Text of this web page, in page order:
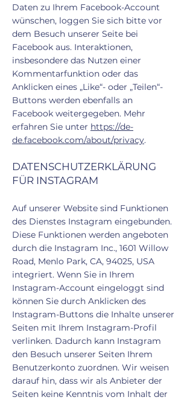
Daten zu Ihrem Facebook-Account
wünschen, loggen Sie sich bitte vor
dem Besuch unserer Seite bei
Facebook aus. Interaktionen,
insbesondere das Nutzen einer
Kommentarfunktion oder das
Anklicken eines „Like“- oder „Teilen“-
Buttons werden ebenfalls an
Facebook weitergegeben. Mehr
erfahren Sie unter https://de-
de.facebook.com/about/privacy.
DATENSCHUTZERKLÄRUNG
FÜR INSTAGRAM
Auf unserer Website sind Funktionen
des Dienstes Instagram eingebunden.
Diese Funktionen werden angeboten
durch die Instagram Inc., 1601 Willow
Road, Menlo Park, CA, 94025, USA
integriert. Wenn Sie in Ihrem
Instagram-Account eingeloggt sind
können Sie durch Anklicken des
Instagram-Buttons die Inhalte unserer
Seiten mit Ihrem Instagram-Profil
verlinken. Dadurch kann Instagram
den Besuch unserer Seiten Ihrem
Benutzerkonto zuordnen. Wir weisen
darauf hin, dass wir als Anbieter der
Seiten keine Kenntnis vom Inhalt der